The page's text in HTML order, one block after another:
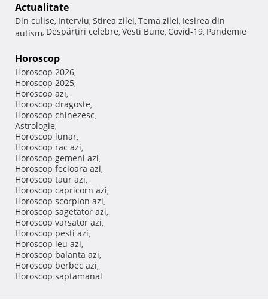
Actualitate
Din culise, Interviu, Stirea zilei, Tema zilei, Iesirea din
autism, Despărţiri celebre, Vesti Bune, Covid-19, Pandemie
Horoscop
Horoscop 2026,
Horoscop 2025,
Horoscop azi,
Horoscop dragoste,
Horoscop chinezesc,
Astrologie,
Horoscop lunar,
Horoscop rac azi,
Horoscop gemeni azi,
Horoscop fecioara azi,
Horoscop taur azi,
Horoscop capricorn azi,
Horoscop scorpion azi,
Horoscop sagetator azi,
Horoscop varsator azi,
Horoscop pesti azi,
Horoscop leu azi,
Horoscop balanta azi,
Horoscop berbec azi,
Horoscop saptamanal